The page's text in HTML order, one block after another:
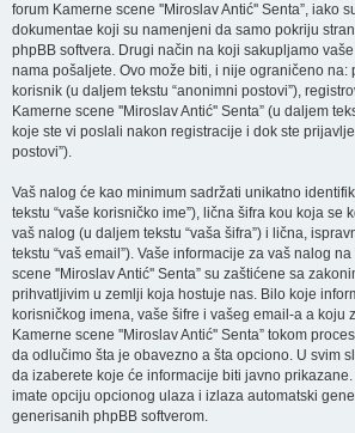
forum Kamerne scene ''Miroslav Antić'' Senta”, iako
dokumentae koji su namenjeni da samo pokriju
phpBB softvera. Drugi način na koji sakupljamo
nama pošaljete. Ovo može biti, i nije ograničeno na:
korisnik (u daljem tekstu “anonimni postovi”),
Kamerne scene ''Miroslav Antić'' Senta” (u daljem
koje ste vi poslali nakon registracije i dok ste
postovi”).
Vaš nalog će kao minimum sadržati unikatno
tekstu “vaše korisničko ime”), lična šifra kou koja se
vaš nalog (u daljem tekstu “vaša šifra”) i lična,
tekstu “vaš email”). Vaše informacije za vaš nalog
scene ''Miroslav Antić'' Senta” su zaštićene sa
prihvatljivim u zemlji koja hostuje nas. Bilo koje
korisničkog imena, vaše šifre i vašeg email-a a koju
Kamerne scene ''Miroslav Antić'' Senta” tokom
da odlučimo šta je obavezno a šta opciono. U svim
da izaberete koje će informacije biti javno
imate opciju opcionog ulaza i izlaza automatski
generisanih phpBB softverom.